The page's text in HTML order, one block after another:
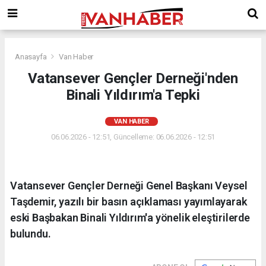
Anasayfa Van Haber
Vatansever Gençler Derneği'nden
Binali Yıldırım'a Tepki
VAN HABER
06.06.2026 - 12:51, Güncelleme: 06.06.2026 - 12:51
Vatansever Gençler Derneği Genel Başkanı Veysel
Taşdemir, yazılı bir basın açıklaması yayımlayarak
eski Başbakan Binali Yıldırım'a yönelik eleştirilerde
bulundu.